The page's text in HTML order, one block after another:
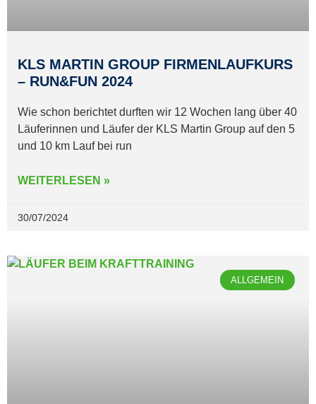
KLS MARTIN GROUP FIRMENLAUFKURS
– RUN&FUN 2024
Wie schon berichtet durften wir 12 Wochen lang über 40
Läuferinnen und Läufer der KLS Martin Group auf den 5
und 10 km Lauf bei run
WEITERLESEN »
30/07/2024
ALLGEMEIN